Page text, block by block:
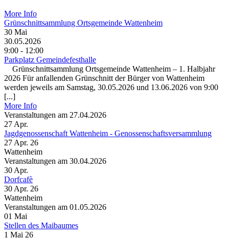
More Info
Grünschnittsammlung Ortsgemeinde Wattenheim
30 Mai
30.05.2026
9:00 - 12:00
Parkplatz Gemeindefesthalle
Grünschnittsammlung Ortsgemeinde Wattenheim – 1. Halbjahr
2026 Für anfallenden Grünschnitt der Bürger von Wattenheim
werden jeweils am Samstag, 30.05.2026 und 13.06.2026 von 9:00
[...]
More Info
Veranstaltungen am 27.04.2026
27 Apr.
Jagdgenossenschaft Wattenheim - Genossenschaftsversammlung
27 Apr. 26
Wattenheim
Veranstaltungen am 30.04.2026
30 Apr.
Dorfcafè
30 Apr. 26
Wattenheim
Veranstaltungen am 01.05.2026
01 Mai
Stellen des Maibaumes
1 Mai 26